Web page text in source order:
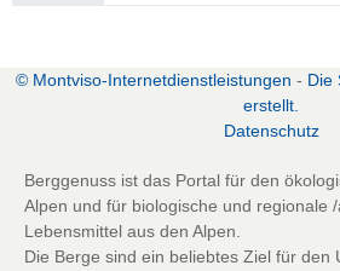
© Montviso-Internetdienstleistungen - Die
erstellt.
Datenschutz
Berggenuss ist das Portal für den
Alpen und für biologische und regionale
Lebensmittel aus den Alpen.
Die Berge sind ein beliebtes Ziel für den